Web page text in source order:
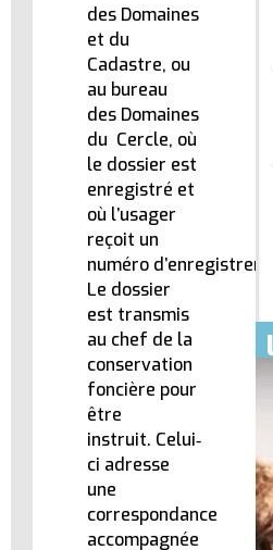
des Domaines
et du
Cadastre, ou
au bureau
des Domaines
du Cercle, où
le dossier est
enregistré et
où l’usager
reçoit un
numéro
Le dossier
est transmis
au chef de la
conservation
foncière pour
être
instruit. Celui‐
ci adresse
une
correspondance
accompagnée